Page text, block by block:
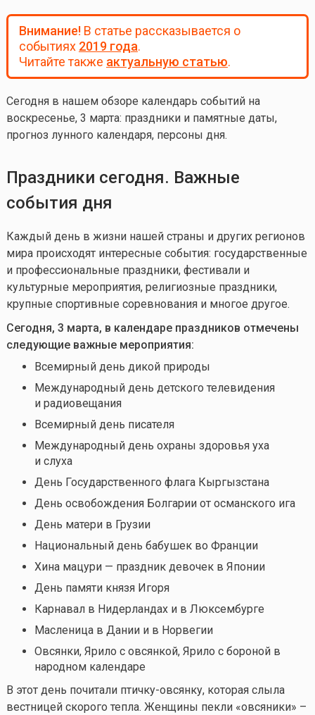
Внимание!В статье рассказывается о
событиях 2019 года.
Читайте также актуальную статью.
Сегодня в нашем обзоре календарь событий на
воскресенье, 3 марта: праздники и памятные даты,
прогноз лунного календаря, персоны дня.
Праздники сегодня. Важные
события дня
Каждый день в жизни нашей страны и других регионов
мира происходят интересные события: государственные
и профессиональные праздники, фестивали и
культурные мероприятия, религиозные праздники,
крупные спортивные соревнования и многое другое.
Сегодня, 3 марта, в календаре праздников отмечены
следующие важные мероприятия:
Всемирный день дикой природы
Международный день детского телевидения
и радиовещания
Всемирный день писателя
Международный день охраны здоровья уха
и слуха
День Государственного флага Кыргызстана
День освобождения Болгарии от османского ига
День матери в Грузии
Национальный день бабушек во Франции
Хина мацури — праздник девочек в Японии
День памяти князя Игоря
Карнавал в Нидерландах и в Люксембурге
Масленица в Дании и в Норвегии
Овсянки, Ярило с овсянкой, Ярило с бороной в
народном календаре
В этот день почитали птичку-овсянку, которая слыла
вестницей скорого тепла. Женщины пекли «овсяники» –